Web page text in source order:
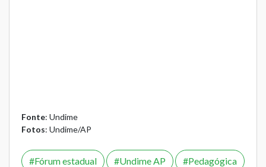
Fonte: Undime
Fotos: Undime/AP
Fórum estadual Undime AP Pedagógica